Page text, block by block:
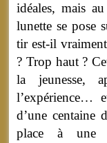
idéales, mais
lunette se pose
tir est-il
? Trop haut ?
la jeunesse,
l’expérience…
d’une centaine
place à une